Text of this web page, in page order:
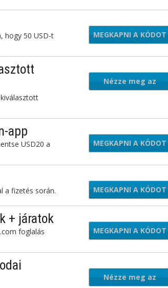
hogy 50 USD-t
ELYSE
MEGKAPNI A KÓDOT
Nézze meg az
app
USD20 a
TAWAY20
MEGKAPNI A KÓDOT
a fizetés során. U5HTL22
MEGKAPNI A KÓDOT
+ járatok
foglalás
TEXT15
MEGKAPNI A KÓDOT
Nézze meg az